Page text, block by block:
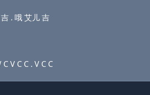
. 哦 艾儿 吉
V C C . V C C